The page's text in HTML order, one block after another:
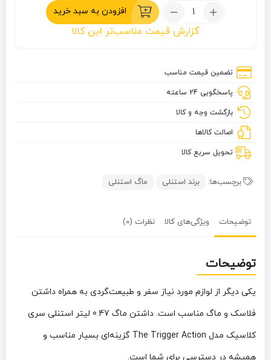
تعداد:
0.47
سری
کلاسیک
مدل
Trigger
Action
افزودن به سبد خرید
گزارش قیمت مناسب‌تر این کالا
تضمین قیمت مناسب
پاسخگویی 24 ساعته
بازگشت وجه و کالا
اصالت کالاها
تحویل سریع کالا
برچسب‌ها: برند استنلی ماگ استنلی
توضیحات ویژگی‌های کالا نظرات (0)
توضیحات
یکی دیگر از لوازم مورد نیاز سفر و طبیعت‌گردی به همراه داشتن
فلاسک و ماگ مناسب است. داشتن ماگ 0.47 لیتر استنلی سری
کلاسیک مدل The Trigger Action گزینه‌ای بسیار مناسب و
همیشه در دسترسی برای شما است.